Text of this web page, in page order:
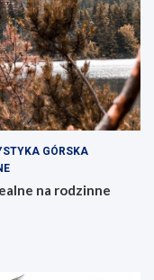
GÓRSKA
na rodzinne